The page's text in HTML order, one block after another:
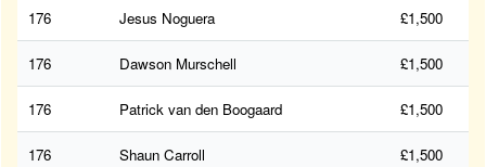
176 Jesus Noguera £1,500
176 Dawson Murschell £1,500
176 Patrick van den Boogaard £1,500
176 Shaun Carroll £1,500